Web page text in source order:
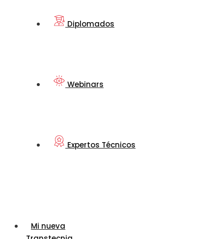
Diplomados
Webinars
Expertos Técnicos
Mi nueva